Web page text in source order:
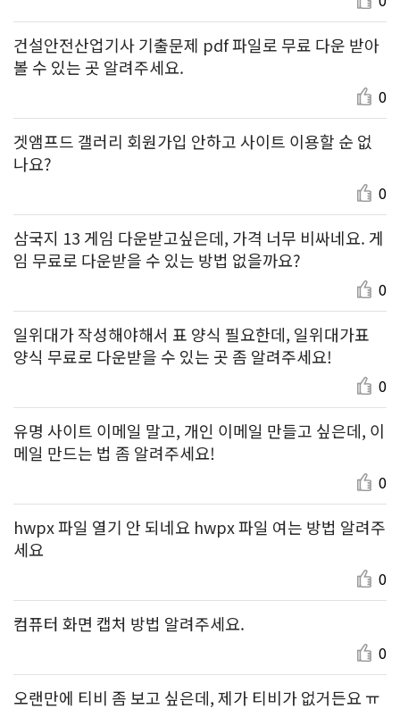
건설안전산업기사 기출문제 pdf 파일로 무료 다운 받아
볼 수 있는 곳 알려주세요.
0
겟앰프드 갤러리 회원가입 안하고 사이트 이용할 순 없
나요?
0
삼국지 13 게임 다운받고싶은데, 가격 너무 비싸네요. 게
임 무료로 다운받을 수 있는 방법 없을까요?
0
일위대가 작성해야해서 표 양식 필요한데, 일위대가표
양식 무료로 다운받을 수 있는 곳 좀 알려주세요!
0
유명 사이트 이메일 말고, 개인 이메일 만들고 싶은데, 이
메일 만드는 법 좀 알려주세요!
0
hwpx 파일 열기 안 되네요 hwpx 파일 여는 방법 알려주
세요
0
컴퓨터 화면 캡처 방법 알려주세요.
0
오랜만에 티비 좀 보고 싶은데, 제가 티비가 없거든요 ㅠ